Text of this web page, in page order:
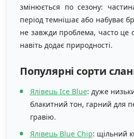
змінюється по сезону:
період темнішає або набуває
не завжди проблема, часто це
навіть додає природності.
Популярні сорти
Ялівець Ice Blue: дуже
блакитний тон, гарний для
гравію.
Ялівець Blue Chip: щільний